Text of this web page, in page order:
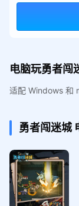
电脑玩勇者闯
适配 Windows 和
勇者闯迷城